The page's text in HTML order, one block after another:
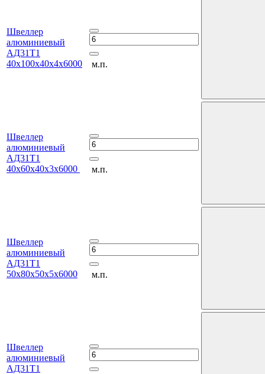
Швеллер
алюминиевый
АД31Т1
40х100х40х4х6000
м.п.
Швеллер
алюминиевый
АД31Т1
40х60х40х3х6000
м.п.
Швеллер
алюминиевый
АД31Т1
50х80х50х5х6000
м.п.
Швеллер
алюминиевый
АД31Т1